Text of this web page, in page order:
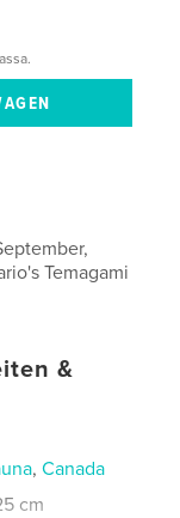
Temagami
&
,Canada
cm